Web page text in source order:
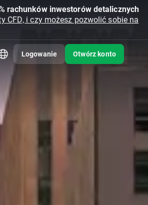
rachunków inwestorów detalicznych
CFD, i czy możesz pozwolić sobie na
Logowanie Otwórz konto